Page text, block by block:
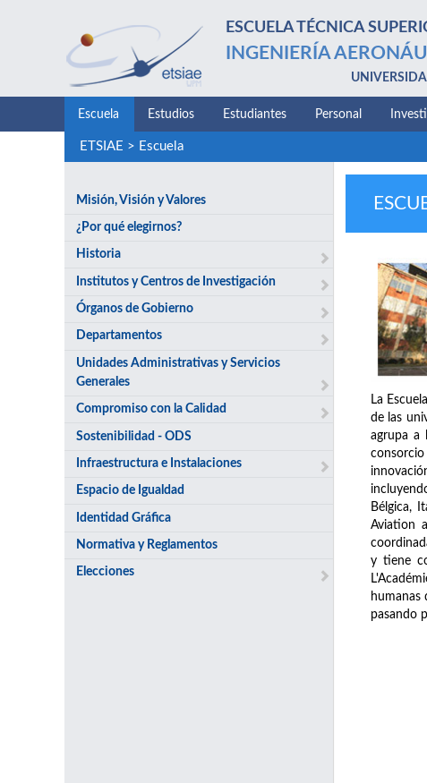
ESCUELA TÉCNICA
INGENIERÍA
Escuela Estudios Estudiantes Personal
ETSIAE > Escuela
Misión, Visión y Valores
¿Por qué elegirnos?
Historia
Institutos y Centros de Investigación
Órganos de Gobierno
Departamentos
Unidades Administrativas y Servicios
Generales
Compromiso con la Calidad
Sostenibilidad - ODS
Infraestructura e Instalaciones
Espacio de Igualdad
Identidad Gráfica
Normativa y Reglamentos
Elecciones
La
de las
agrupa a
Bélgica,
Aviation
y tiene
humanas
pasando